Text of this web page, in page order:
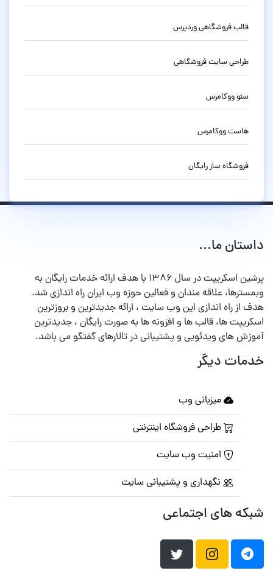
قالب فروشگاهی وردپرس
طراحی سایت فروشگاهی
سئو ووکامرس
هاست ووکامرس
فروشگاه ساز رایگان
داستان ما...
پرشین اسکریپت در سال ۱۳۸۶ با هدف ارائه خدمات رایگان به
وبمسترها، علاقه مندان و فعالین حوزه وب ایران راه اندازی شد.
هدف از راه اندازی این وب سایت ، ارائه جدیدترین و بروزترین
اسکریپت ها، قالب ها و افزونه ها به صورت رایگان ، جدیدترین
آموزش های ویدئویی و پشتیبانی در تالارهای گفتگو می باشد.
خدمات دیگر
میزبانی وب
طراحی فروشگاه اینترنتی
امنیت وب سایت
نگهداری و پشتیبانی سایت
شبکه های اجتماعی